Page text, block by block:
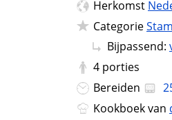
Herkomst
Categorie
Bijpassend:
4 porties
Bereiden
Kookboek van